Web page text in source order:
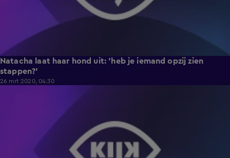
Natacha laat haar hond uit: 'heb je iemand opzij zien
stappen?'
26 mrt 2020, 04:30